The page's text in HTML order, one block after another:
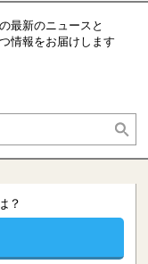
最新のニュースと
情報をお届けします
？
？